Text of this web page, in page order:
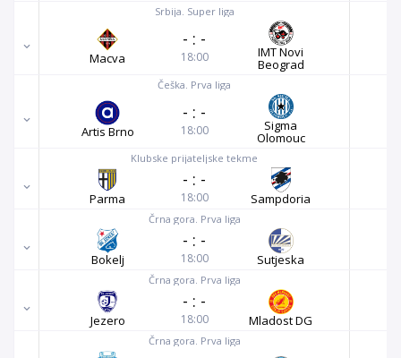
Srbija. Super liga
Macva
- : -
18:00 IMT Novi
Beograd
Češka. Prva liga
Artis Brno
- : -
18:00 Sigma
Olomouc
Klubske prijateljske tekme
Parma
- : -
18:00 Sampdoria
Črna gora. Prva liga
Bokelj
- : -
18:00 Sutjeska
Črna gora. Prva liga
Jezero
- : -
18:00 Mladost DG
Črna gora. Prva liga